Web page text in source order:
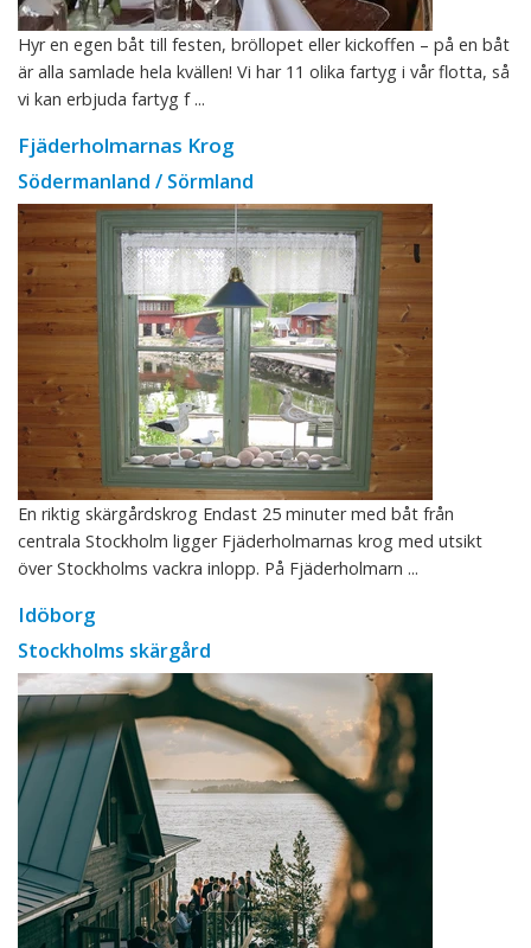
Hyr en egen båt till festen, bröllopet eller kickoffen – på en båt
är alla samlade hela kvällen! Vi har 11 olika fartyg i vår flotta, så
vi kan erbjuda fartyg f ...
Fjäderholmarnas Krog
Södermanland / Sörmland
En riktig skärgårdskrog Endast 25 minuter med båt från
centrala Stockholm ligger Fjäderholmarnas krog med utsikt
över Stockholms vackra inlopp. På Fjäderholmarn ...
Idöborg
Stockholms skärgård